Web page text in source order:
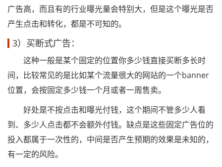
广告高，而且有的行业曝光量会特别大，但是这个曝光是否
产生点击和转化，都是不可知的。
3）买断式广告：
这种一般是某个固定的位置你多少钱直接买断多长时
间，比较常见的是比如某个流量很大的网站的一个banner
位置，会按固定多少钱一个月或者一周售卖。
好处是不按点击和曝光付钱，这个期间不管多少人看
到、多少人点击都不会额外付钱。缺点是这些固定广告位的
投入都属于一次性的，中间是否产生预期的效果是未知的，
有一定的风险。